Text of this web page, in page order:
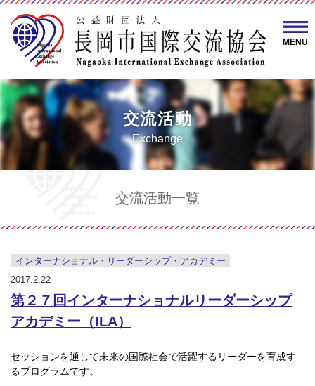
MENU
交流活動
Exchange
交流活動一覧
インターナショナル・リーダーシップ・アカデミー
2017.2.22
第２７回インターナショナルリーダーシップ
アカデミー（ILA）
セッションを通して未来の国際社会で活躍するリーダーを育成す
るプログラムです。